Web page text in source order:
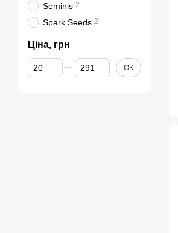
Seminis 2
Spark Seeds 2
Ціна, грн
Від Ціна, грн
До Ціна, грн ОК